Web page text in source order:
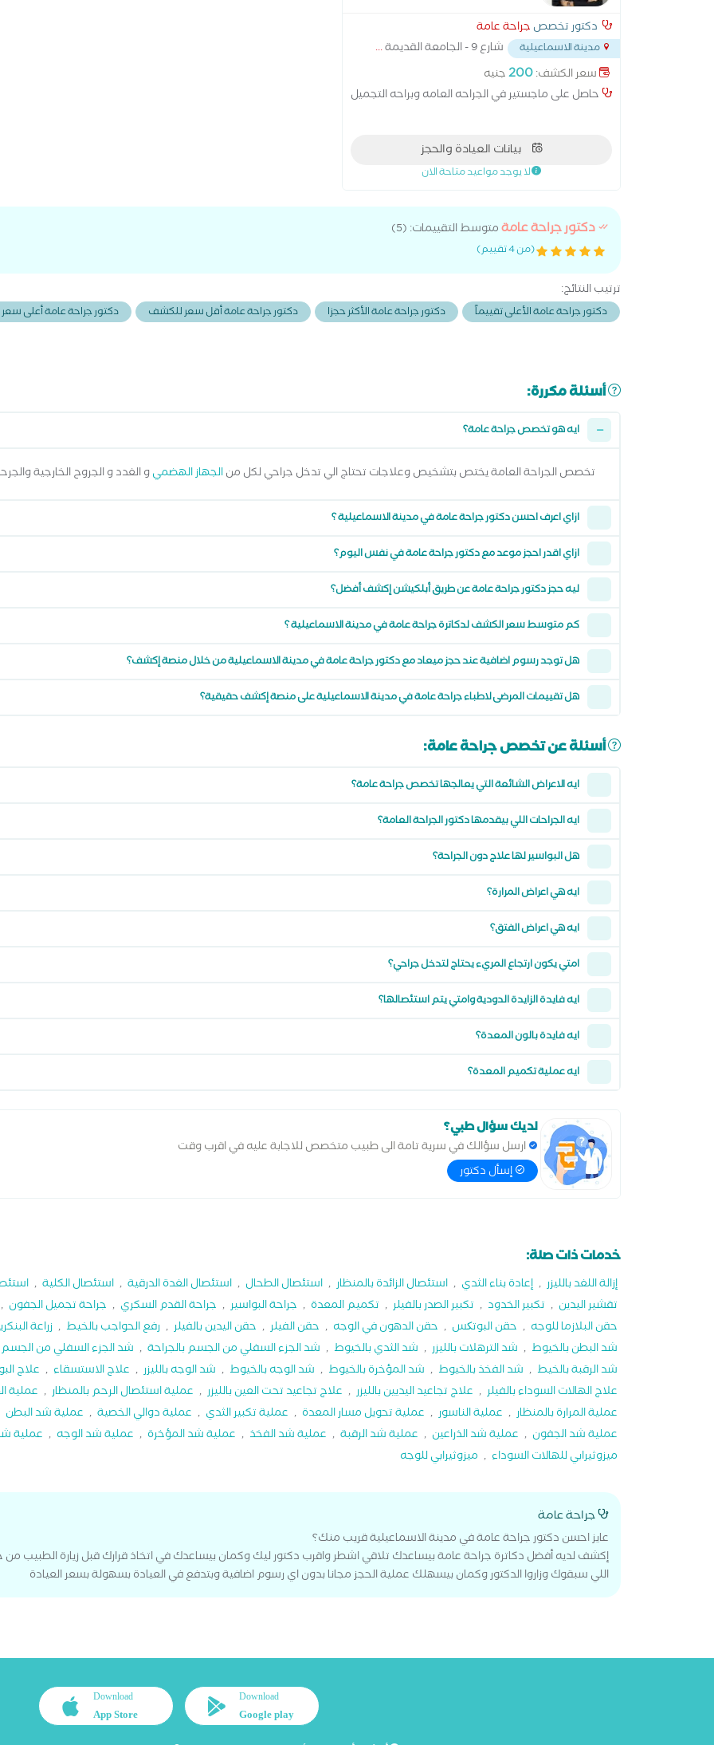
دكتور تخصص جراحة عامة
مدينة الاسماعيلية شارع 9 - الجامعة القديمة
...
سعر الكشف:200جنيه
حاصل على ماجستير في الجراحه العامه وبراحه التجميل
بيانات العيادة والحجز
لا يوجد مواعيد متاحة الان
دكتور جراحة عامةمتوسط التقييمات: (5)
(من 4 تقييم)
ترتيب النتائج:
دكتور جراحة عامة الأعلى تقييماً دكتور جراحة عامة الأكثر حجزا دكتور جراحة عامة أقل سعر للكشف دكتور جراحة عامة أعلى
أسئلة مكررة:
ايه هو تخصص جراحة عامة؟
تخصص الجراحة العامة يختص بتشخيص وعلاجات تحتاج الي تدخل جراحي لكل منالجهاز الهضميو الغدد و الجروح الخارجية
ازاي اعرف احسن دكتور جراحة عامة في مدينة الاسماعيلية ؟
ازاي اقدر احجز موعد مع دكتور جراحة عامة في نفس اليوم؟
ليه حجز دكتور جراحة عامة عن طريق أبلكيشن إكشف أفضل؟
كم متوسط سعر الكشف لدكاترة جراحة عامة في مدينة الاسماعيلية ؟
هل توجد رسوم اضافية عند حجز ميعاد مع دكتور جراحة عامة في مدينة الاسماعيلية من خلال منصة إكشف؟
هل تقييمات المرضى لاطباء جراحة عامة في مدينة الاسماعيلية على منصة إكشف حقيقية؟
أسئلة عن تخصص جراحة عامة:
ايه الاعراض الشائعة التي يعالجها تخصص جراحة عامة؟
ايه الجراحات اللي بيقدمها دكتور الجراحة العامة؟
هل البواسير لها علاج دون الجراحة؟
ايه هي اعراض المرارة؟
ايه هي اعراض الفتق؟
امتي يكون ارتجاع المريء يحتاج لتدخل جراحي؟
ايه فايدة الزايدة الدودية وامتي يتم استئصالها؟
ايه فايدة بالون المعدة؟
ايه عملية تكميم المعدة؟
لديك سؤال طبي؟
ارسل سؤالك في سرية تامة الى طبيب متخصص للاجابة عليه في اقرب وقت
إسأل دكتور
خدمات ذات صلة:
إزالة اللغد بالليزر , إعادة بناء الثدي , استئصال الزائدة بالمنظار , استئصال الطحال , استئصال الغدة الدرقية , استئصال الكلية ,
تقشير اليدين , تكبير الخدود , تكبير الصدر بالفيلر , تكميم المعدة , جراحة البواسير , جراحة القدم السكري , جراحة تجميل الجفون ,
حقن البلازما للوجه , حقن البوتکس , حقن الدهون في الوجه , حقن الفيلر , حقن اليدين بالفيلر , رفع الحواجب بالخيط , زراعة
شد البطن بالخيوط , شد الترهلات بالليزر , شد الثدي بالخيوط , شد الجزء السفلي من الجسم بالجراحة , شد الجزء السفلي من الجسم
شد الرقبة بالخيط , شد الفخذ بالخيوط , شد المؤخرة بالخيوط , شد الوجه بالخيوط , شد الوجه بالليزر , علاج الاستسقاء , علاج
علاج الهالات السوداء بالفيلر , علاج تجاعيد اليديين بالليزر , علاج تجاعيد تحت العين بالليزر , عملية استئصال الرحم بالمنظار , عملية
عملية المرارة بالمنظار , عملية الناسور , عملية تحويل مسار المعدة , عملية تكبير الثدي , عملية دوالي الخصية , عملية شد البطن
عملية شد الجفون , عملية شد الذراعين , عملية شد الرقبة , عملية شد الفخذ , عملية شد المؤخرة , عملية شد الوجه , عملية
ميزوثيرابي للهالات السوداء , ميزوثيرابي للوجه
جراحة عامة
عايز احسن دكتور جراحة عامة في مدينة الاسماعيلية قريب منك؟
إكشف لديه أفضل دكاترة جراحة عامة بيساعدك تلاقي اشطر واقرب دكتور ليك وكمان بيساعدك في اتخاذ قرارك قبل زيارة الطبيب
اللي سبقوك وزاروا الدكتور وكمان بيسهلك عملية الحجز مجانا بدون اي رسوم اضافية وبتدفع في العيادة بسهولة بسعر العيادة
Download
Google play
Download
App Store